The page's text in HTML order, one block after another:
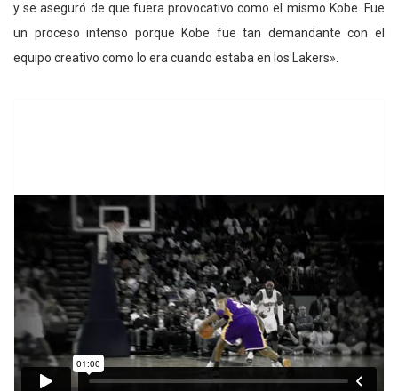
y se aseguró de que fuera provocativo como el mismo Kobe. Fue
un proceso intenso porque Kobe fue tan demandante con el
equipo creativo como lo era cuando estaba en los Lakers».